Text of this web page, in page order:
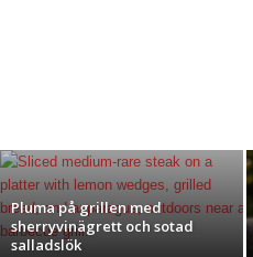
Pluma på grillen med
sherryvinägrett och sotad
salladslök